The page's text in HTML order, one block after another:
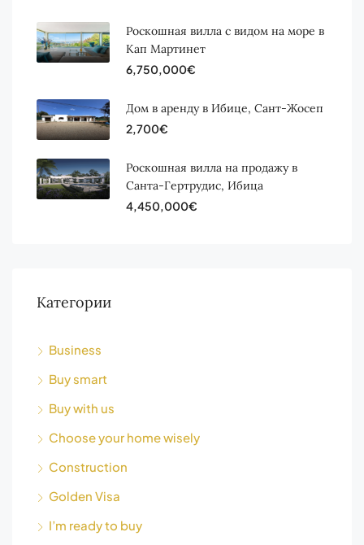
Роскошная вилла с видом на море в
Кап Мартинет
6,750,000€
Дом в аренду в Ибице, Сант-Жосеп
2,700€
Роскошная вилла на продажу в
Санта-Гертрудис, Ибица
4,450,000€
Категории
Business
Buy smart
Buy with us
Choose your home wisely
Construction
Golden Visa
I’m ready to buy